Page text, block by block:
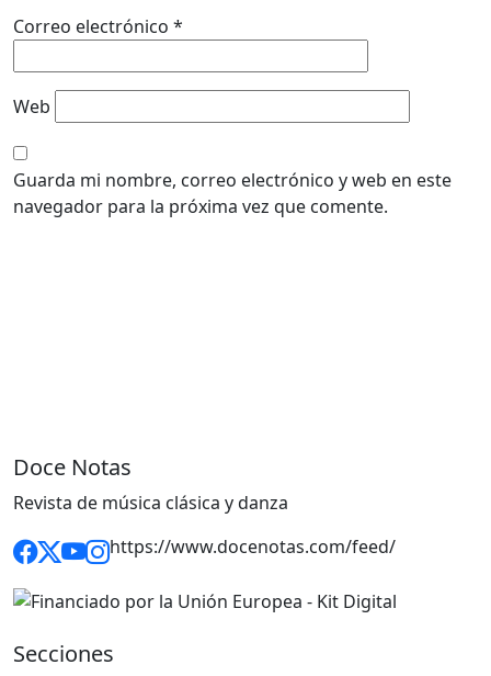
Correo electrónico *
Web
Guarda mi nombre, correo electrónico y web en este
navegador para la próxima vez que comente.
Doce Notas
Revista de música clásica y danza
https://www.docenotas.com/feed/
Secciones